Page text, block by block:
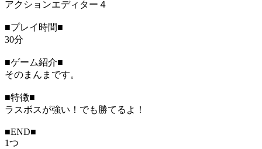
アクションエディター４
■プレイ時間■
30分
■ゲーム紹介■
そのまんまです。
■特徴■
ラスボスが強い！でも勝てるよ！
■END■
1つ